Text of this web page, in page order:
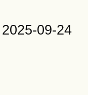
09-24